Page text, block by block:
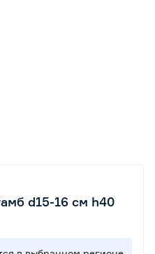
d15-16 см h40